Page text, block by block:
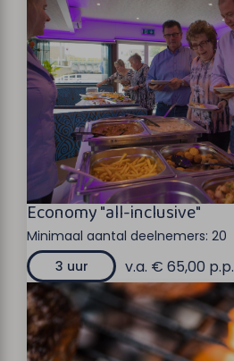
Economy "all-inclusive"
Minimaal aantal deelnemers: 20
3 uur
v.a. € 65,00 p.p.